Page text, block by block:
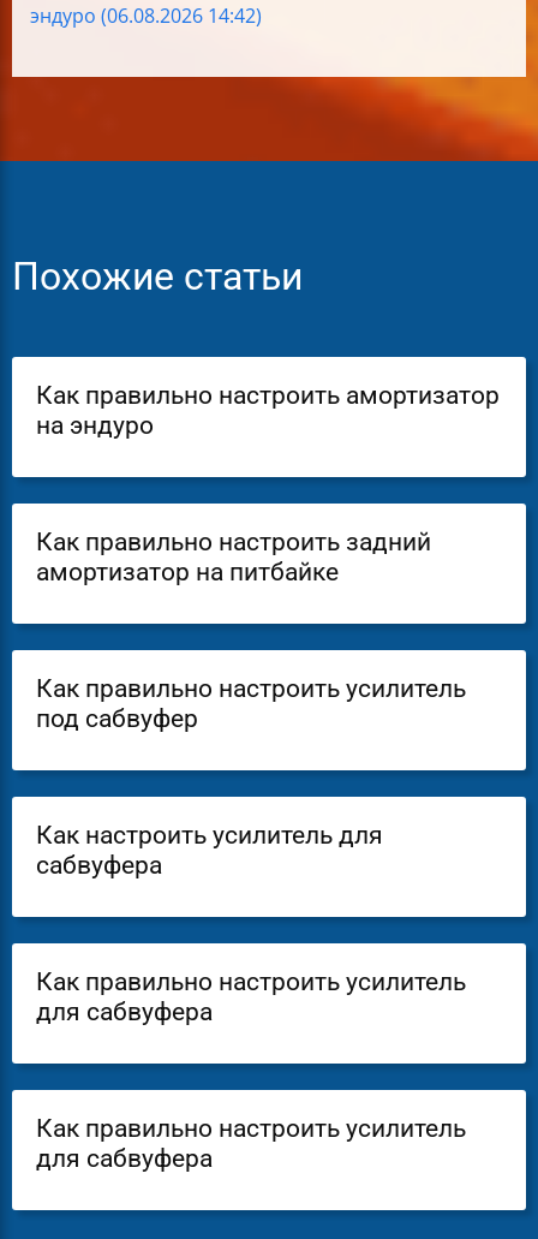
эндуро (06.08.2026 14:42)
Похожие статьи
Как правильно настроить амортизатор
на эндуро
Как правильно настроить задний
амортизатор на питбайке
Как правильно настроить усилитель
под сабвуфер
Как настроить усилитель для
сабвуфера
Как правильно настроить усилитель
для сабвуфера
Как правильно настроить усилитель
для сабвуфера